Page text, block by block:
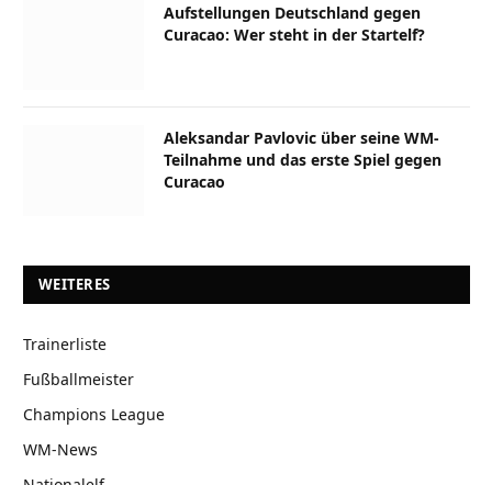
Aufstellungen Deutschland gegen
Curacao: Wer steht in der Startelf?
Aleksandar Pavlovic über seine WM-
Teilnahme und das erste Spiel gegen
Curacao
WEITERES
Trainerliste
Fußballmeister
Champions League
WM-News